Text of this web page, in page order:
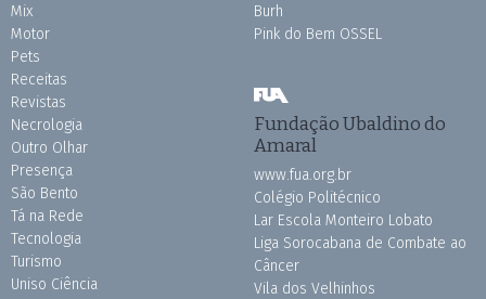
Mix
Motor
Pets
Receitas
Revistas
Necrologia
Outro Olhar
Presença
São Bento
Tá na Rede
Tecnologia
Turismo
Uniso Ciência
Burh
Pink do Bem OSSEL
Fundação Ubaldino do
Amaral
www.fua.org.br
Colégio Politécnico
Lar Escola Monteiro Lobato
Liga Sorocabana de Combate ao
Câncer
Vila dos Velhinhos